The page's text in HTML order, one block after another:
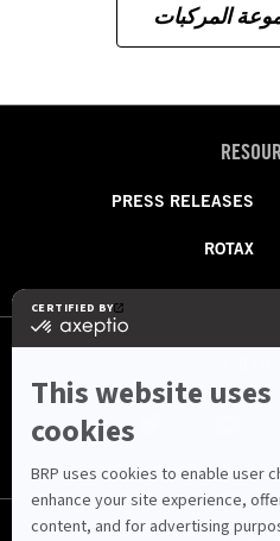
المركبات
PRESS RELEASES
ROTAX